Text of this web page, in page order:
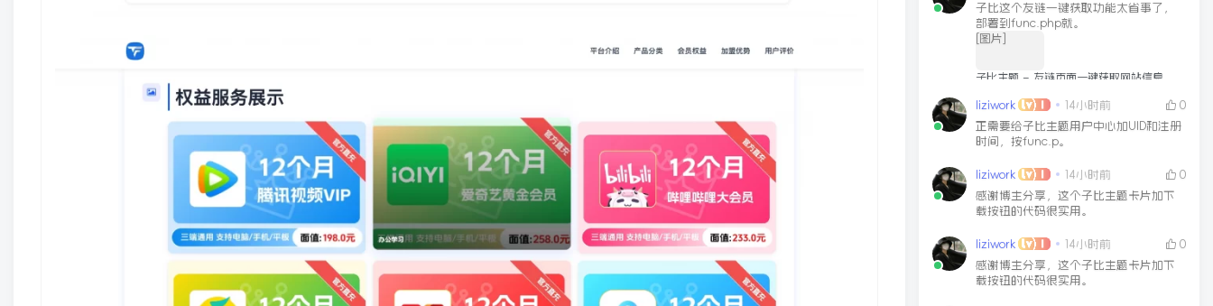
子比这个友链一键获取功能太省事了，
部署到func.php就。
[图片]
子比主题 – 友链页面一键获取网站信息
liziwork 14小时前
0
正需要给子比主题用户中心加UID和注册
时间，按func.p。
liziwork 14小时前
0
感谢博主分享，这个子比主题卡片加下
载按钮的代码很实用。
liziwork 14小时前
0
感谢博主分享，这个子比主题卡片加下
载按钮的代码很实用。